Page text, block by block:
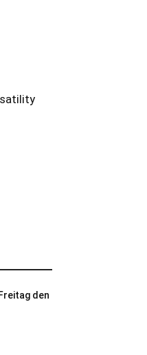
den